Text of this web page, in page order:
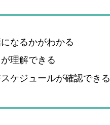
なるかがわかる
理解できる
ケジュールが確認できる